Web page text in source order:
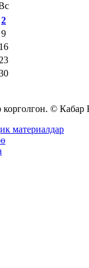
2
9
16
23
корголгон. ©
материалдар